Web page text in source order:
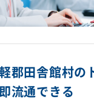
郡田舎館村の
流通できる